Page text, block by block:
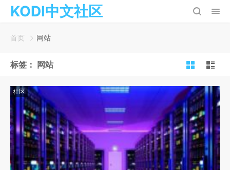
KODI中文社区
首页 网站
标签： 网站
社区